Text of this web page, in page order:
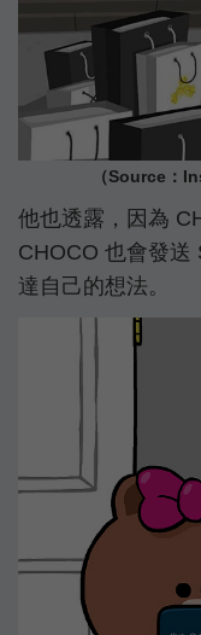
（Source：
他也透露，因為
CHOCO 也會發送
達自己的想法。